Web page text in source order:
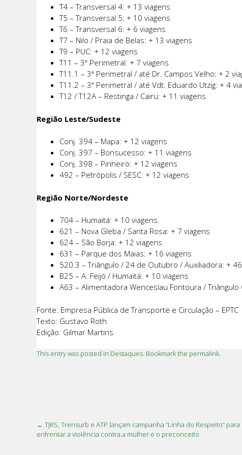
T4 – Transversal 4: + 13 viagens
T5 – Transversal 5: + 10 viagens
T6 – Transversal 6: + 6 viagens
T7 – Nilo / Praia de Belas: + 13 viagens
T9 – PUC: + 12 viagens
T11 – 3ª Perimetral: + 7 viagens
T11.1 – 3ª Perimetral / até Dr. Campos Velho: + 2
T11.2 – 3ª Perimetral / até Vdt. Eduardo Utzig: + 4
T12 / T12A – Restinga / Cairu: + 11 viagens
Região Leste/Sudeste
Conj. 394 – Mapa: + 12 viagens
Conj. 397 – Bonsucesso: + 11 viagens
Conj. 398 – Pinheiro: + 12 viagens
492 – Petrópolis / SESC: + 12 viagens
Região Norte/Nordeste
704 – Humaitá: + 10 viagens
621 – Nova Gleba / Santa Rosa: + 7 viagens
624 – São Borja: + 12 viagens
631 – Parque dos Maias: + 16 viagens
520.3 – Triângulo / 24 de Outubro / Auxiliadora: +
B25 – A. Feijó / Humaitá: + 10 viagens
A63 – Alimentadora Wenceslau Fontoura / Triângulo
Fonte: Empresa Pública de Transporte e Circulação – EPTC
Texto: Gustavo Roth
Edição: Gilmar Martins
This entry was posted in Destaques. Bookmark the permalink.
Post navigation
← TJRS, Trensurb e ATP lançam campanha “Linha do Respeito” para
enfrentar a violência contra a mulher e o preconceito